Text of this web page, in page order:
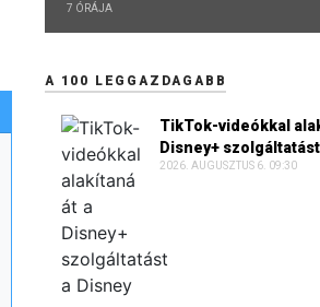
7 ÓRÁJA
A 100 LEGGAZDAGABB
TikTok-videókkal
Disney+
2026. AUGUSZTUS 6. 09:30